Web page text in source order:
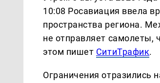
10:08 Росавиация ввела
пространства региона.
не отправляет самолеты,
этом пишет СитиТрафик.
Ограничения отразились